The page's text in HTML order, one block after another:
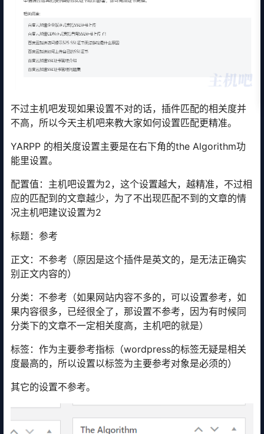
不过主机吧发现如果设置不对的话，插件匹配的相关度并
不高，所以今天主机吧来教大家如何设置匹配更精准。
YARPP 的相关度设置主要是在右下角的the Algorithm功
能里设置。
配置值：主机吧设置为2，这个设置越大，越精准，不过相
应的匹配到的文章越少，为了不出现匹配不到的文章的情
况主机吧建议设置为2
标题：参考
正文：不参考（原因是这个插件是英文的，是无法正确实
别正文内容的）
分类：不参考（如果网站内容不多的，可以设置参考，如
果内容很多，已经很全了，那设置不参考，因为有时候同
分类下的文章不一定相关度高，主机吧的就是）
标签：作为主要参考指标（wordpress的标签无疑是相关
度最高的，所以设置以标签为主要参考对象是必须的）
其它的设置不参考。